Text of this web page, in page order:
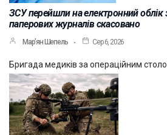
ЗСУ перейшли на електронний облік
паперових журналів скасовано
Мар’ян Шепель Сер 6, 2026
Бригада медиків за операційним